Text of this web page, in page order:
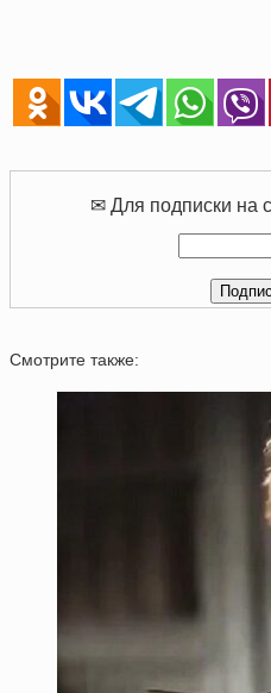
✉ Для подписки на
Смотрите также: